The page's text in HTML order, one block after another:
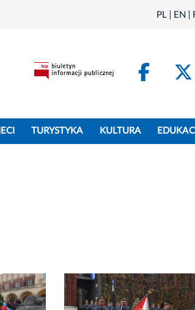
PL EN
TURYSTYKA KULTURA